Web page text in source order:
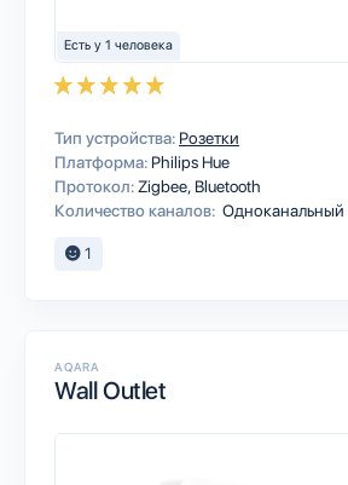
Есть у 1 человека
Тип устройства: Розетки
Платформа: Philips Hue
Протокол: Zigbee Bluetooth
Количество каналов: Одноканальный
1
AQARA
Wall Outlet